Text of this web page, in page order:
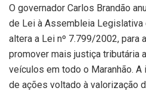
O governador Carlos Brandão
de Lei à Assembleia Legislativa
altera a Lei nº 7.799/2002,
promover mais justiça tributária
veículos em todo o Maranhão.
de ações voltado à valorização